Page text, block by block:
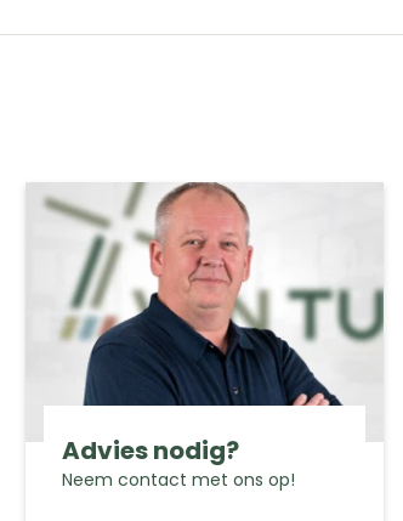
Advies nodig?
Neem contact met ons op!